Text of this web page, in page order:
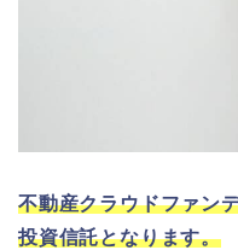
不動産クラウドファン
投資信託となります。